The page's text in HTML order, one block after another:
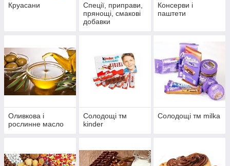
Круасани
Спеції, приправи,
прянощі, смакові
добавки
Консерви і
паштети
Оливкова і
рослинне масло
Солодощі тм
kinder
Солодощі тм milka